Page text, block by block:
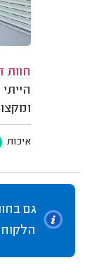
חוות
איכות
גם